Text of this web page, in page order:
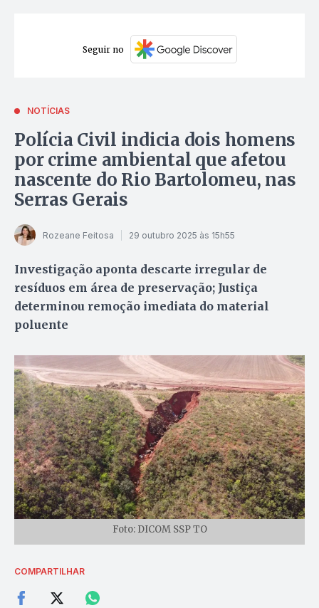
Seguir no
NOTÍCIAS
Polícia Civil indicia dois homens
por crime ambiental que afetou
nascente do Rio Bartolomeu, nas
Serras Gerais
Rozeane Feitosa 29 outubro 2025 às 15h55
Investigação aponta descarte irregular de
resíduos em área de preservação; Justiça
determinou remoção imediata do material
poluente
Foto: DICOM SSP TO
COMPARTILHAR